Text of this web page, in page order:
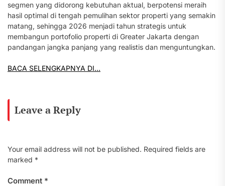
segmen yang didorong kebutuhan aktual, berpotensi meraih
hasil optimal di tengah pemulihan sektor properti yang semakin
matang, sehingga 2026 menjadi tahun strategis untuk
membangun portofolio properti di Greater Jakarta dengan
pandangan jangka panjang yang realistis dan menguntungkan.
BACA SELENGKAPNYA DI…
Leave a Reply
Your email address will not be published. Required fields are
marked *
Comment *